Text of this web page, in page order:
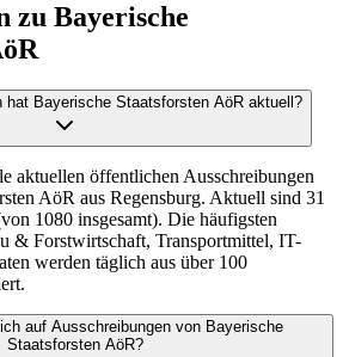
zu Bayerische
hat Bayerische Staatsforsten AöR aktuell?
aktuellen öffentlichen Ausschreibungen
AöR aus Regensburg. Aktuell sind 31
1080 insgesamt). Die häufigsten
& Forstwirtschaft, Transportmittel, IT-
werden täglich aus über 100
auf Ausschreibungen von Bayerische
Staatsforsten AöR?